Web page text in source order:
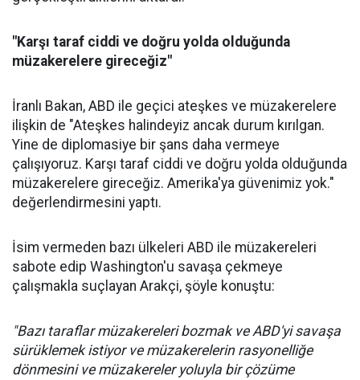
"Karşı taraf ciddi ve doğru yolda olduğunda
müzakerelere gireceğiz"
İranlı Bakan, ABD ile geçici ateşkes ve müzakerelere
ilişkin de "Ateşkes halindeyiz ancak durum kırılgan.
Yine de diplomasiye bir şans daha vermeye
çalışıyoruz. Karşı taraf ciddi ve doğru yolda olduğunda
müzakerelere gireceğiz. Amerika'ya güvenimiz yok."
değerlendirmesini yaptı.
İsim vermeden bazı ülkeleri ABD ile müzakereleri
sabote edip Washington'u savaşa çekmeye
çalışmakla suçlayan Arakçi, şöyle konuştu:
"Bazı taraflar müzakereleri bozmak ve ABD'yi savaşa
sürüklemek istiyor ve müzakerelerin rasyonelliğe
dönmesini ve müzakereler yoluyla bir çözüme